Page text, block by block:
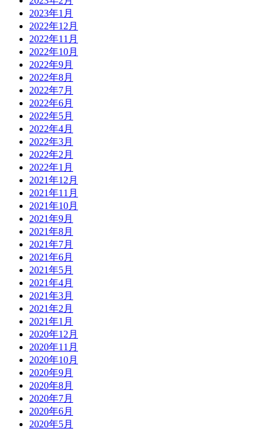
2023年1月
2022年12月
2022年11月
2022年10月
2022年9月
2022年8月
2022年7月
2022年6月
2022年5月
2022年4月
2022年3月
2022年2月
2022年1月
2021年12月
2021年11月
2021年10月
2021年9月
2021年8月
2021年7月
2021年6月
2021年5月
2021年4月
2021年3月
2021年2月
2021年1月
2020年12月
2020年11月
2020年10月
2020年9月
2020年8月
2020年7月
2020年6月
2020年5月